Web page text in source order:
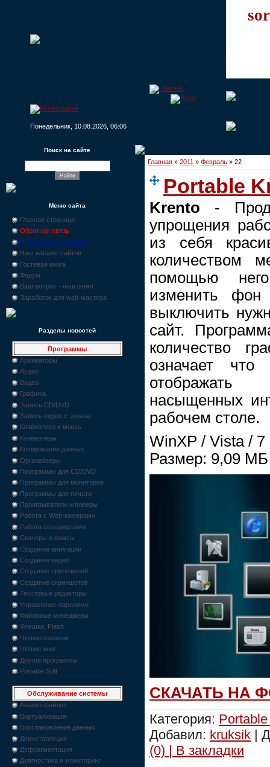
Понедельник, 10.08.2026, 06:06
Поиск на сайте
Меню сайта
Главная страница
Обратная связь
Новости, промо-акции
Наш каталог сайтов
Гостевая книга
Форум
Ваш вопрос - наш ответ
Заработок для web-мастера
Разделы новостей
Программы
Архиваторы
Аудио
Видео
Графика
Запись CD/DVD
Запись видео с экрана
Клавиатура и мышь
Конвертеры
Копирование данных
Органайзеры
Программы для CD/DVD
Программы для мониторов
Программы для печати
Проигрыватели и плееры
Работа с Web-камерами
Работа со шрифтами
Сканеры и факсы
Создание анимации
Создание видео
Создание приложений
Создание скриншотов
Текстовые редакторы
Управление паролями
Файловые менеджеры
Флешки, Flash
Чтение голосом
Чтение книг
Другие программы
Portable Soft
Обслуживание системы
Анализ файлов
Виртуализация
Восстановление данных
Деинсталляция
Дефрагментация
Диагностика и мониторинг
Главная » 2011 » Февраль » 22
Portable
Krento -
упрощения
из себя
количеством
помощью
изменить фон
выключить
сайт.
количество
означает
отображать
насыщенных
рабочем столе.
WinXP / Vista / 7
Размер: 9,09 МБ
СКАЧАТЬ НА
Категория:
Добавил: kruksik |
(0) | В закладки